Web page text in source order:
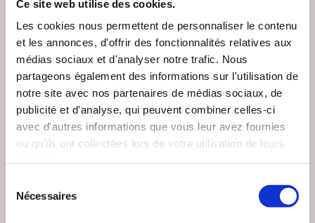
Ce site web utilise des cookies.
Les cookies nous permettent de personnaliser le contenu
et les annonces, d'offrir des fonctionnalités relatives aux
médias sociaux et d'analyser notre trafic. Nous
partageons également des informations sur l'utilisation de
notre site avec nos partenaires de médias sociaux, de
publicité et d'analyse, qui peuvent combiner celles-ci
avec d'autres informations que vous leur avez fournies
ou qu'ils ont collectées lors de votre utilisation de leurs
Nécessaires
VOUS AIMEREZ AUSSI